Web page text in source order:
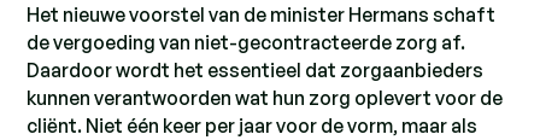
Het nieuwe voorstel van de minister Hermans schaft
de vergoeding van niet-gecontracteerde zorg af.
Daardoor wordt het essentieel dat zorgaanbieders
kunnen verantwoorden wat hun zorg oplevert voor de
cliënt. Niet één keer per jaar voor de vorm, maar als